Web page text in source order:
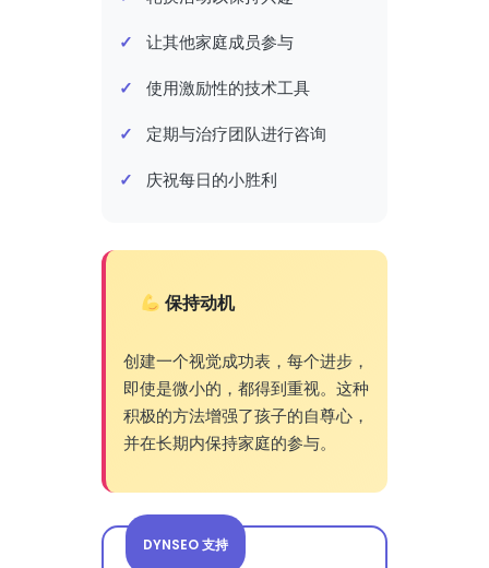
让其他家庭成员参与
使用激励性的技术工具
定期与治疗团队进行咨询
庆祝每日的小胜利
保持动机
创建一个视觉成功表，每个进步，
即使是微小的，都得到重视。这种
积极的方法增强了孩子的自尊心，
并在长期内保持家庭的参与。
DYNSEO 支持